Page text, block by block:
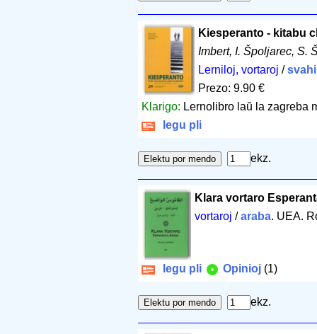
Kiesperanto - kitabu
Imbert, I. Špoljarec, S.
Lerniloj, vortaroj /
Prezo: 9.90 €
Klarigo: Lernolibro laŭ la zagreba
legu pli
ekz.
Klara vortaro
vortaroj /araba. UEA.
legu pli Opinioj (1)
ekz.